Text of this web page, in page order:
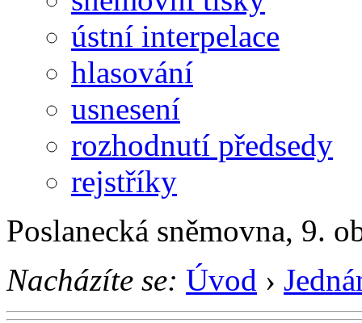
ústní interpelace
hlasování
usnesení
rozhodnutí předsedy
rejstříky
Poslanecká sněmovna, 9.
Nacházíte se: Úvod ›